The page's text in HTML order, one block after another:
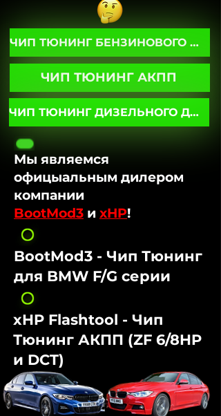
ЧИП ТЮНИНГ БЕНЗИНОВОГО ДВИГАТЕЛЯ
ЧИП ТЮНИНГ АКПП
ЧИП ТЮНИНГ ДИЗЕЛЬНОГО ДВИГАТЕЛЯ
Мы являемся
офицыальным дилером
компании
BootMod3 и xHP!
BootMod3 - Чип Тюнинг
для BMW F/G серии
xHP Flashtool - Чип
Тюнинг АКПП (ZF 6/8HP
и DCT)